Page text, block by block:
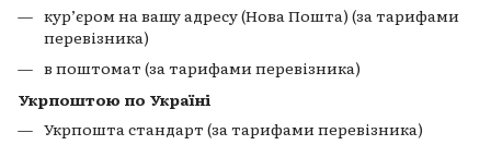
кур’єром на вашу адресу (Нова Пошта) (за тарифами
перевізника)
в поштомат (за тарифами перевізника)
Укрпоштою по Україні
Укрпошта стандарт (за тарифами перевізника)